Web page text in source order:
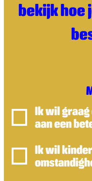
bekijk hoe
Ik wil
aan een
Ik wil